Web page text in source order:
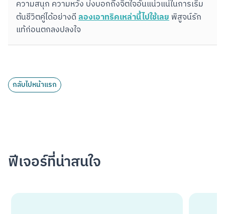
ความสนุก ความหวัง บ่งบอกถึงจิตใจอันแน่วแน่ในการเริ่ม
ต้นชีวิตคู่ได้อย่างดี ลองเอาทริคเหล่านี้ไปใช้เลย พิสูจน์รัก
แท้ก่อนตกลงปลงใจ
กลับไปหน้าแรก
ฟีเจอร์ที่น่าสนใจ